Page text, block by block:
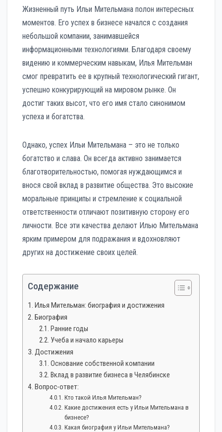
Жизненный путь Ильи Мительмана полон интересных
моментов. Его успех в бизнесе начался с создания
небольшой компании, занимавшейся
информационными технологиями. Благодаря своему
видению и коммерческим навыкам, Илья Мительман
смог превратить ее в крупный технологический гигант,
успешно конкурирующий на мировом рынке. Он
достиг таких высот, что его имя стало синонимом
успеха и богатства.
Однако, успех Ильи Мительмана – это не только
богатство и слава. Он всегда активно занимается
благотворительностью, помогая нуждающимся и
внося свой вклад в развитие общества. Это высокие
моральные принципы и стремление к социальной
ответственности отличают позитивную сторону его
личности. Все эти качества делают Илью Мительмана
ярким примером для подражания и вдохновляют
других на достижение своих целей.
Содержание
Илья Мительман: биография и достижения
Биография
Ранние годы
Учеба и начало карьеры
Достижения
Основание собственной компании
Вклад в развитие бизнеса в Челябинске
Вопрос-ответ:
Кто такой Илья Мительман?
Какие достижения есть у Ильи Мительмана в
бизнесе?
Какая биография у Ильи Мительмана?